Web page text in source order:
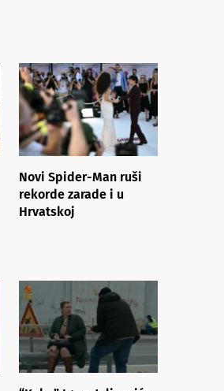
Novi Spider-Man ruši
rekorde zarade i u
Hrvatskoj